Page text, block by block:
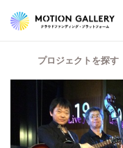
プロジェクトを探す